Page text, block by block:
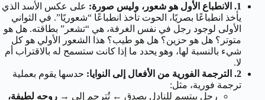
1. الانطباع الأول هو شعور، وليس صورة:
على عكس الأسد الذي
يأخذ انطباعًا بصريًا، الحوت تأخذ انطباعًا “شعوريًا”. في الثواني
الأولى لوجود رجل في نفس الغرفة، هي “تشعر” بطاقته. هل هو
متوتر؟ هل هو حزين؟ هل هو طيب؟ هذا الشعور الأولي هو كل
شيء بالنسبة لها، وهو يحدد ما إذا كانت ستسمح له بالاقتراب أم
لا.
2. الترجمة الفورية من الأفعال إلى النوايا:
حدسها يقوم بعملية
ترجمة فورية، مثل:
رجل يبتسم للنادل بصدق ← تُترجم إلى → روحه لطيفة،